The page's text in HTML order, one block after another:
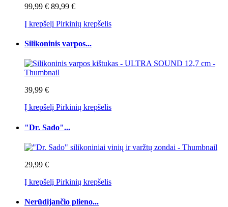
99,99 € 89,99 €
Į krepšelį Pirkinių krepšelis
Silikoninis varpos...
39,99 €
Į krepšelį Pirkinių krepšelis
"Dr. Sado"...
29,99 €
Į krepšelį Pirkinių krepšelis
Nerūdijančio plieno...